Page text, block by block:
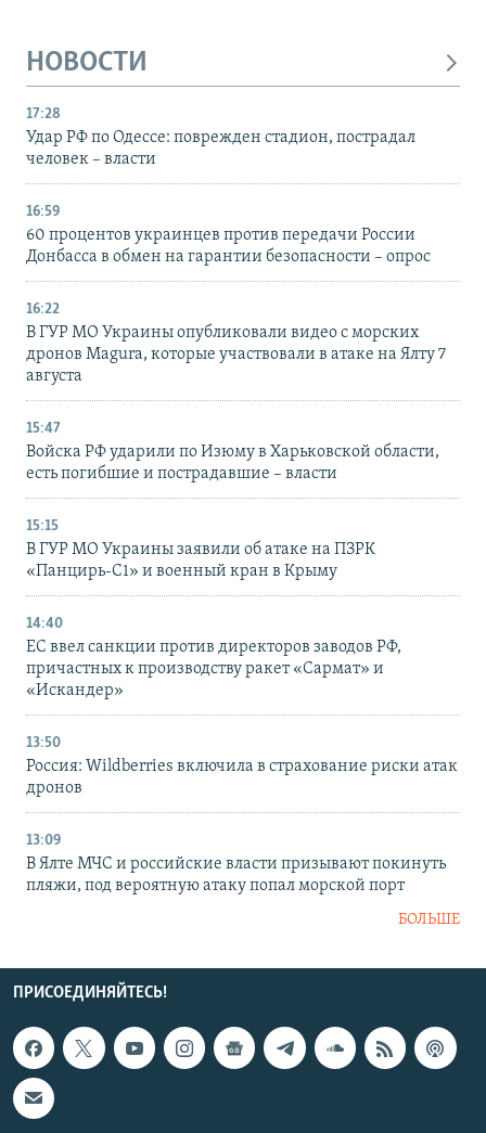
НОВОСТИ
17:28
Удар РФ по Одессе: поврежден стадион, пострадал
человек – власти
16:59
60 процентов украинцев против передачи России
Донбасса в обмен на гарантии безопасности – опрос
16:22
В ГУР МО Украины опубликовали видео с морских
дронов Magura, которые участвовали в атаке на Ялту 7
августа
15:47
Войска РФ ударили по Изюму в Харьковской области,
есть погибшие и пострадавшие – власти
15:15
В ГУР МО Украины заявили об атаке на ПЗРК
«Панцирь-С1» и военный кран в Крыму
14:40
ЕС ввел санкции против директоров заводов РФ,
причастных к производству ракет «Сармат» и
«Искандер»
13:50
Россия: Wildberries включила в страхование риски атак
дронов
13:09
В Ялте МЧС и российские власти призывают покинуть
пляжи, под вероятную атаку попал морской порт
БОЛЬШЕ
ПРИСОЕДИНЯЙТЕСЬ!